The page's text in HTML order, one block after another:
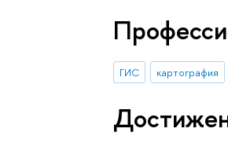
ГИС картография